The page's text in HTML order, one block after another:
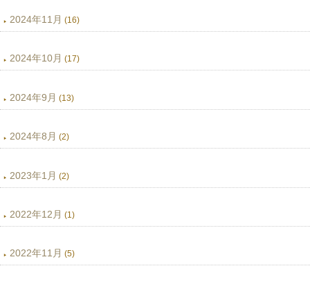
2024年11月 (16)
2024年10月 (17)
2024年9月 (13)
2024年8月 (2)
2023年1月 (2)
2022年12月 (1)
2022年11月 (5)